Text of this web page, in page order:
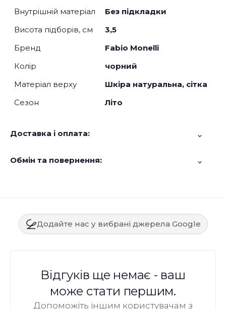
Внутрішній матеріал
Без підкладки
Висота підборів, см
3,5
Бренд
Fabio Monelli
Колір
чорний
Матеріал верху
Шкіра натуральна, сітка
Сезон
Літо
Доставка і оплата:
Обмін та повернення:
Додайте нас у вибрані джерела Google
Відгуків ще немає - ваш
може стати першим.
Допоможіть іншим користувачам з